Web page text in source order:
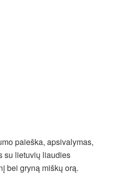
paieška, apsivalymas,
su lietuvių liaudies
bei gryną miškų orą.